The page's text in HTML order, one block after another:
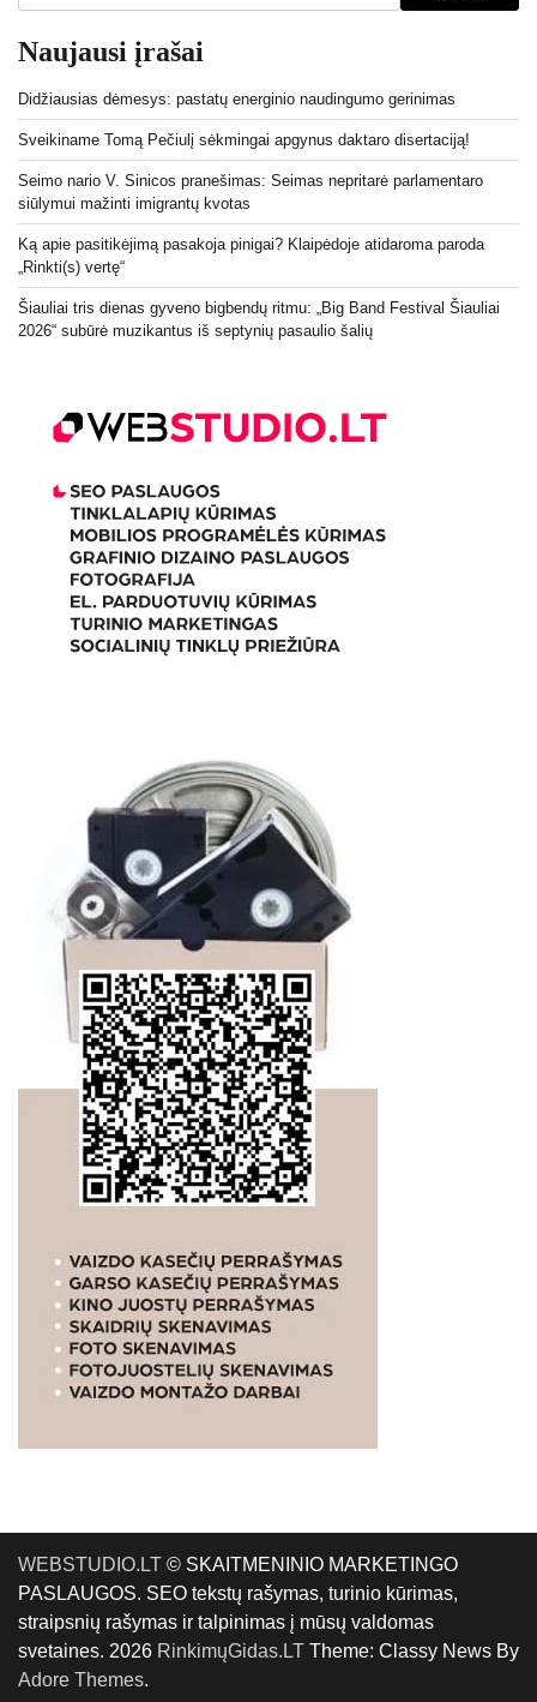
Naujausi įrašai
Didžiausias dėmesys: pastatų energinio naudingumo gerinimas
Sveikiname Tomą Pečiulį sėkmingai apgynus daktaro disertaciją!
Seimo nario V. Sinicos pranešimas: Seimas nepritarė parlamentaro
siūlymui mažinti imigrantų kvotas
Ką apie pasitikėjimą pasakoja pinigai? Klaipėdoje atidaroma paroda
„Rinkti(s) vertę“
Šiauliai tris dienas gyveno bigbendų ritmu: „Big Band Festival Šiauliai
2026“ subūrė muzikantus iš septynių pasaulio šalių
WEBSTUDIO.LT © SKAITMENINIO MARKETINGO
PASLAUGOS. SEO tekstų rašymas, turinio kūrimas,
straipsnių rašymas ir talpinimas į mūsų valdomas
svetaines. 2026 RinkimųGidas.LT Theme: Classy News By
Adore Themes.